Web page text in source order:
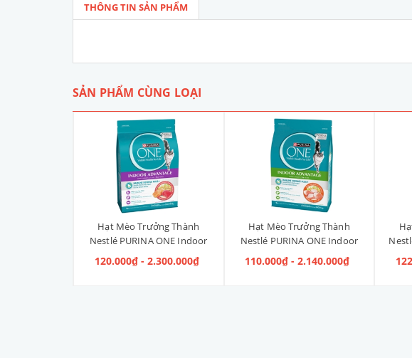
THÔNG TIN SẢN PHẨM
SẢN PHẨM CÙNG LOẠI
Hạt Mèo Trưởng Thành
Nestlé PURINA ONE Indoor
Advantage Salmon & Tuna [Vị
Cá Hồi & Cá Ngừ]
120.000₫ - 2.300.000₫
Hạt Mèo Trưởng Thành
Nestlé PURINA ONE Indoor
Advantage [Vị Gà]
110.000₫ - 2.140.000₫